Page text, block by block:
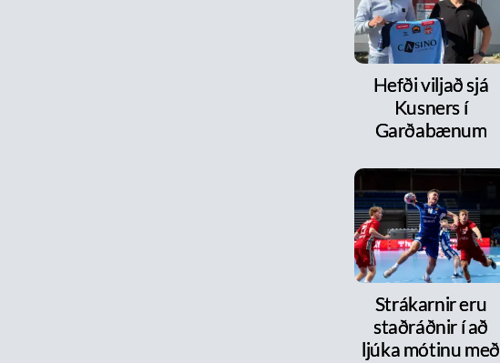
Hefði viljað sjá
Kusners í
Garðabænum
Strákarnir eru
staðráðnir í að
ljúka mótinu með